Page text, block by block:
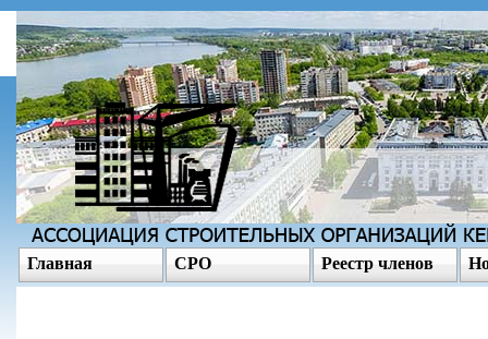
Главная СРО Реестр членов